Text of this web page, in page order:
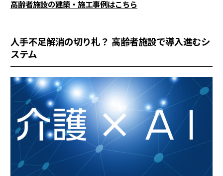
高齢者施設の建築・施工事例はこちら
人手不足解消の切り札？ 高齢者施設で導入進むシ
ステム